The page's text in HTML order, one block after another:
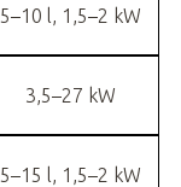
5–10 l, 1,5–2 kW
3,5–27 kW
5–15 l, 1,5–2 kW